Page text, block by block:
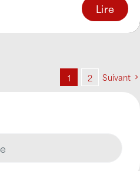
Lire
1 2 Suivant